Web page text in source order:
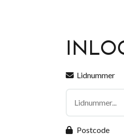
Lidnummer
Postcode